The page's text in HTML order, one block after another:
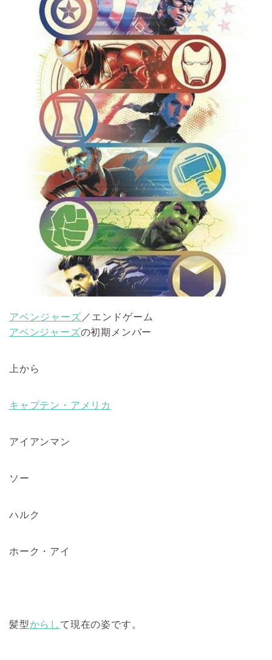
アベンジャーズ ／エンドゲーム
アベンジャーズの初期メンバー
上から
キャプテン・アメリカ
アイアンマン
ソー
ハルク
ホーク・アイ
髪型からし て現在の姿です。